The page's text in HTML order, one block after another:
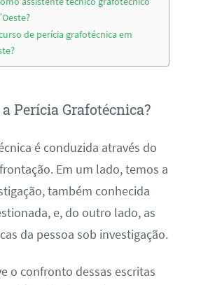
de perícia grafotécnica em
Perícia Grafotécnica?
é conduzida através do
Em um lado, temos a
também conhecida
e, do outro lado, as
da pessoa sob investigação.
o confronto dessas escritas